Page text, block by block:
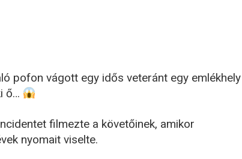
pofon vágott egy idős veteránt egy emlékhely
ő…
filmezte a követőinek, amikor
nyomait viselte.